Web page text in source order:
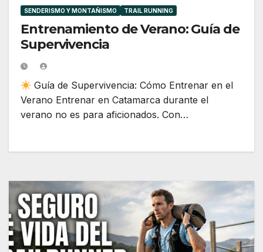
SENDERISMO Y MONTAÑISMO TRAIL RUNNING
Entrenamiento de Verano: Guía de
Supervivencia
Guía de Supervivencia: Cómo Entrenar en el
Verano Entrenar en Catamarca durante el
verano no es para aficionados. Con…